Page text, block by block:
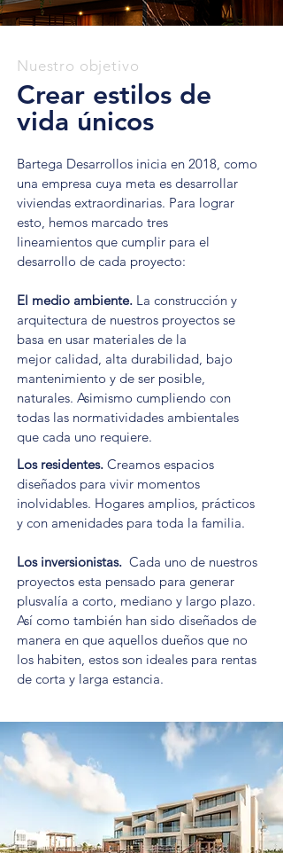
Nuestro objetivo
Crear estilos de
vida únicos
Bartega Desarrollos inicia en 2018, como
una empresa cuya meta es desarrollar
viviendas extraordinarias. Para lograr
esto, hemos marcado tres
lineamientos que cumplir para el
desarrollo de cada proyecto:
El medio ambiente. La construcción y
arquitectura de nuestros proyectos se
basa en usar materiales de la
mejor calidad, alta durabilidad, bajo
mantenimiento y de ser posible,
naturales. Asimismo cumpliendo con
todas las normatividades ambientales
que cada uno requiere.
Los residentes. Creamos espacios
diseñados para vivir momentos
inolvidables. Hogares amplios, prácticos
y con amenidades para toda la familia.
Los inversionistas. Cada uno de nuestros
proyectos esta pensado para generar
plusvalía a corto, mediano y largo plazo.
Así como también han sido diseñados de
manera en que aquellos dueños que no
los habiten, estos son ideales para rentas
de corta y larga estancia.